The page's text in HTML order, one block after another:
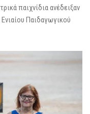
παιχνίδια ανέδειξαν
Παιδαγωγικού